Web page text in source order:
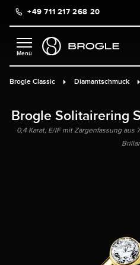
springen
+49 711 217 268 20
Brogle Classic Diamantschmuck
Brogle Solitairering
0,4 Karat, E/IF mit Zargenfassung